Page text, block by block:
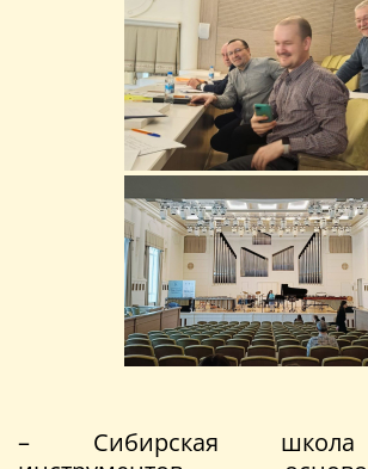
– Сибирская школа